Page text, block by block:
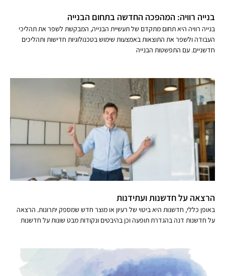
בנייה רוויה: המהפכה החדשה בתחום הבנייה
בנייה רוויה היא תחום מתקדם של תעשיית הבנייה, המבקשת לשפר את תהליכי
העבודה ולשפר את התוצאות באמצעות שימוש בטכנולוגיות חדישות ותהליכים
חדשניים. עם התפשטות הבנייה
הרצאה על חדשנות ועתידנות
באופן כללי, חדשנות היא ביטוי של רעיון או מוצר חדש שמספק יתרונות. הרצאה
על חדשנות דנה בהגדרת תופעה וכן בהיבטים ונקודות מבט שונות על חדשנות